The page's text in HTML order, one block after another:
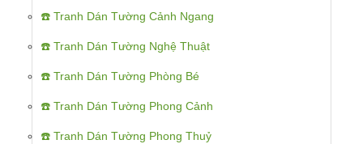
☎️ Tranh Dán Tường Cảnh Ngang
☎️ Tranh Dán Tường Nghệ Thuật
☎️ Tranh Dán Tường Phòng Bé
☎️ Tranh Dán Tường Phong Cảnh
☎️ Tranh Dán Tường Phong Thuỷ